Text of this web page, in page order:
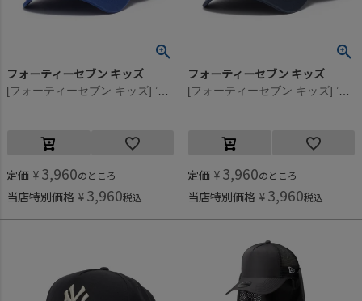
フォーティーセブン キッズ
定価 ¥ 3,960のところ
当店特別価格 ¥ 3,960税込
フォーティーセブン キッズ
定価 ¥ 3,960のところ
当店特別価格 ¥ 3,960税込